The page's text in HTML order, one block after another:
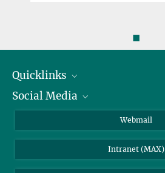
◼
Quicklinks
IMPRS Graduiertenschule
Wetterstation
Social Media
BlueSky
Webmail
Intranet (MAX)